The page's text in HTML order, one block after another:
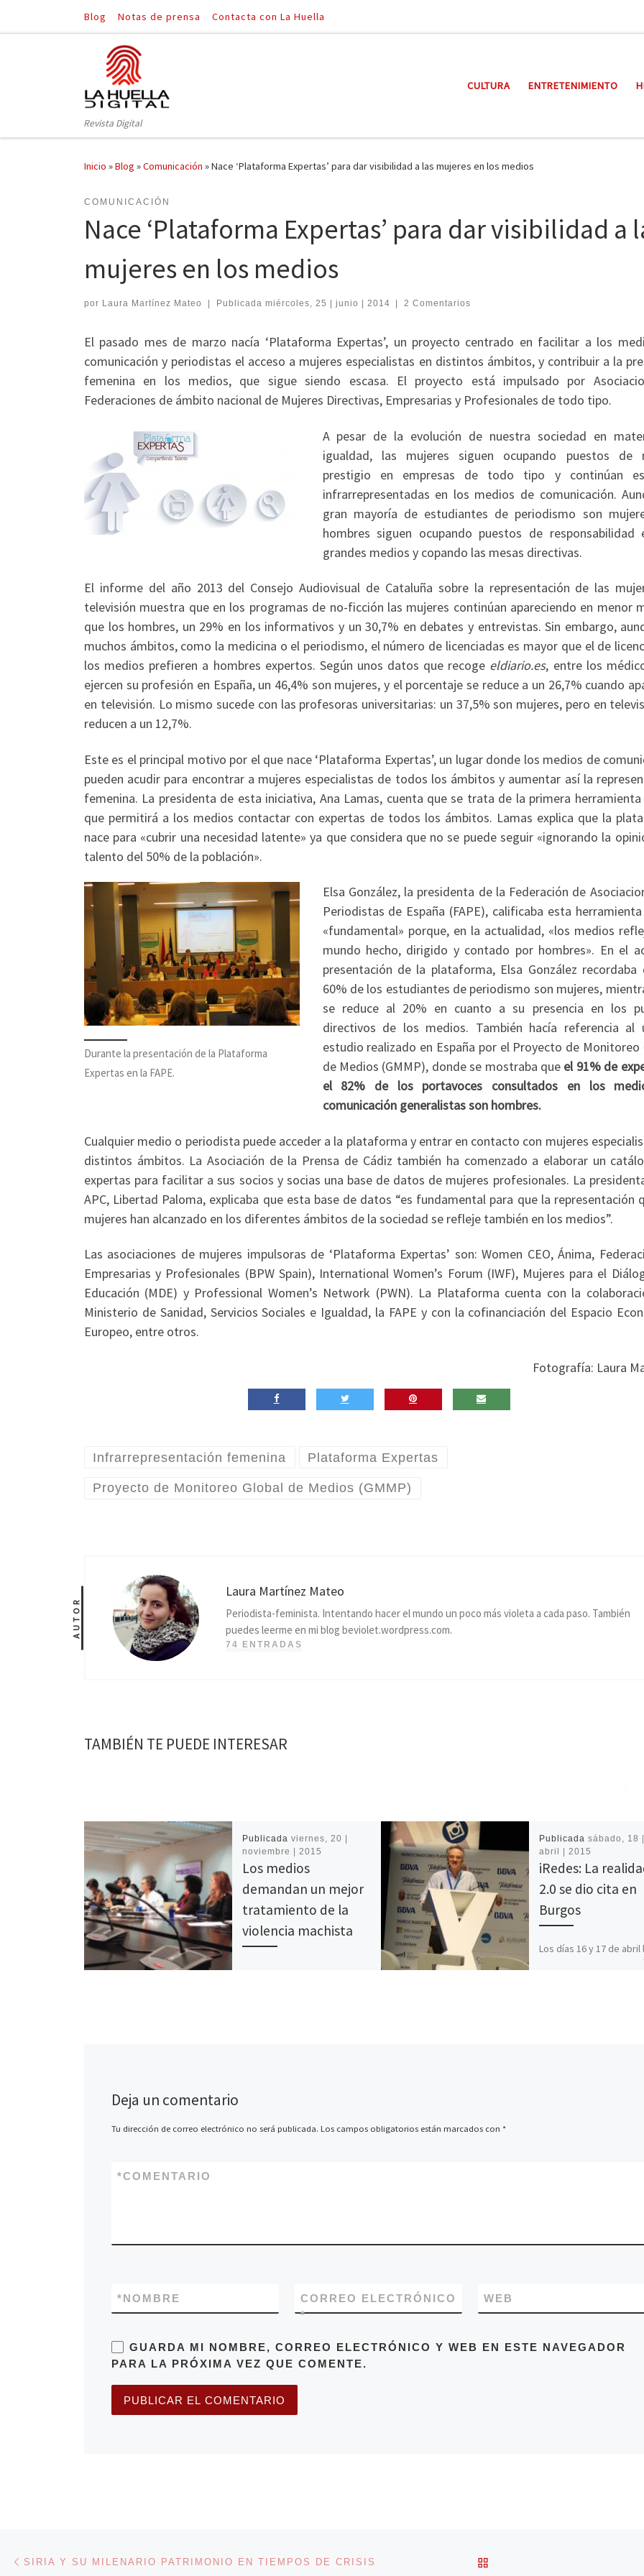
Saltar al contenido
Blog Notas de prensa Contacta con La Huella
Revista Digital
CULTURA ENTRETENIMIENTO
Inicio »Blog »Comunicación »Nace ‘Plataforma Expertas’ para dar visibilidad a las mujeres en los medios
COMUNICACIÓN
Nace ‘Plataforma Expertas’ para dar visibilidad a
mujeres en los medios
por Laura Martínez Mateo Publicada miércoles, 25 | junio | 2014 2 Comentarios
El pasado mes de marzo nacía ‘Plataforma Expertas’, un proyecto centrado en facilitar a los
comunicación y periodistas el acceso a mujeres especialistas en distintos ámbitos, y contribuir a la
femenina en los medios, que sigue siendo escasa. El proyecto está impulsado por
Federaciones de ámbito nacional de Mujeres Directivas, Empresarias y Profesionales de todo tipo.
A pesar de la evolución de nuestra sociedad en
igualdad, las mujeres siguen ocupando puestos de
prestigio en empresas de todo tipo y continúan
infrarrepresentadas en los medios de comunicación.
gran mayoría de estudiantes de periodismo son
hombres siguen ocupando puestos de responsabilidad
grandes medios y copando las mesas directivas.
El informe del año 2013 del Consejo Audiovisual de Cataluña sobre la representación de las
televisión muestra que en los programas de no-ficción las mujeres continúan apareciendo en menor
que los hombres, un 29% en los informativos y un 30,7% en debates y entrevistas. Sin embargo,
muchos ámbitos, como la medicina o el periodismo, el número de licenciadas es mayor que el de
los medios prefieren a hombres expertos. Según unos datos que recoge eldiario.es, entre los
ejercen su profesión en España, un 46,4% son mujeres, y el porcentaje se reduce a un 26,7% cuando
en televisión. Lo mismo sucede con las profesoras universitarias: un 37,5% son mujeres, pero en
reducen a un 12,7%.
Este es el principal motivo por el que nace ‘Plataforma Expertas’, un lugar donde los medios de
pueden acudir para encontrar a mujeres especialistas de todos los ámbitos y aumentar así la
femenina. La presidenta de esta iniciativa, Ana Lamas, cuenta que se trata de la primera
que permitirá a los medios contactar con expertas de todos los ámbitos. Lamas explica que la
nace para «cubrir una necesidad latente» ya que considera que no se puede seguir «ignorando la
talento del 50% de la población».
Durante la presentación de la Plataforma
Expertas en la FAPE.
Elsa González, la presidenta de la Federación de
Periodistas de España (FAPE), calificaba esta
«fundamental» porque, en la actualidad, «los medios
mundo hecho, dirigido y contado por hombres». En el
presentación de la plataforma, Elsa González recordaba
60% de los estudiantes de periodismo son mujeres,
se reduce al 20% en cuanto a su presencia en los
directivos de los medios. También hacía referencia al
estudio realizado en España por el Proyecto de Monitoreo
de Medios (GMMP), donde se mostraba que el 91% de
el 82% de los portavoces consultados en los
comunicación generalistas son hombres.
Cualquier medio o periodista puede acceder a la plataforma y entrar en contacto con mujeres
distintos ámbitos. La Asociación de la Prensa de Cádiz también ha comenzado a elaborar un
expertas para facilitar a sus socios y socias una base de datos de mujeres profesionales. La
APC, Libertad Paloma, explicaba que esta base de datos “es fundamental para que la representación
mujeres han alcanzado en los diferentes ámbitos de la sociedad se refleje también en los medios”.
Las asociaciones de mujeres impulsoras de ‘Plataforma Expertas’ son: Women CEO, Ánima,
Empresarias y Profesionales (BPW Spain), International Women’s Forum (IWF), Mujeres para el
Educación (MDE) y Professional Women’s Network (PWN). La Plataforma cuenta con la
Ministerio de Sanidad, Servicios Sociales e Igualdad, la FAPE y con la cofinanciación del Espacio
Europeo, entre otros.
Fotografía: Laura
Infrarrepresentación femenina Plataforma Expertas
Proyecto de Monitoreo Global de Medios (GMMP)
AUTOR
Laura Martínez Mateo
Periodista-feminista. Intentando hacer el mundo un poco más violeta a cada paso. También
puedes leerme en mi blog beviolet.wordpress.com.
74 ENTRADAS
TAMBIÉN TE PUEDE INTERESAR
Publicadaviernes, 20 |
noviembre | 2015
Los medios
demandan un mejor
tratamiento de la
violencia machista
Publicada sábado, 18 |
abril | 2015
iRedes: La
2.0 se dio cita en
Burgos
Los días 16 y 17 de abril
ciudad de Burgos acogió
Deja un comentario
Tu dirección de correo electrónico no será publicada. Los campos obligatorios están marcados con *
COMENTARIO
*
NOMBRE
*
CORREO ELECTRÓNICO
*
WEB
GUARDA MI NOMBRE, CORREO ELECTRÓNICO Y WEB EN ESTE NAVEGADOR
PARA LA PRÓXIMA VEZ QUE COMENTE.
Navegación de entradas
SIRIA Y SU MILENARIO PATRIMONIO EN TIEMPOS DE CRISIS